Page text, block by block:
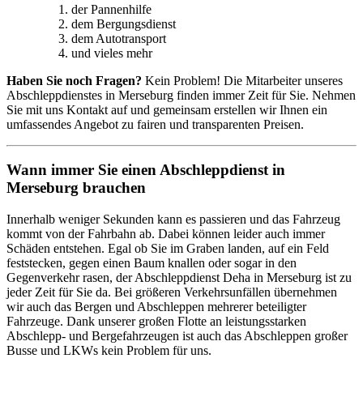
der Pannenhilfe
dem Bergungsdienst
dem Autotransport
und vieles mehr
Haben Sie noch Fragen? Kein Problem! Die Mitarbeiter unseres
Abschleppdienstes in Merseburg finden immer Zeit für Sie. Nehmen
Sie mit uns Kontakt auf und gemeinsam erstellen wir Ihnen ein
umfassendes Angebot zu fairen und transparenten Preisen.
Wann immer Sie einen Abschleppdienst in
Merseburg brauchen
Innerhalb weniger Sekunden kann es passieren und das Fahrzeug
kommt von der Fahrbahn ab. Dabei können leider auch immer
Schäden entstehen. Egal ob Sie im Graben landen, auf ein Feld
feststecken, gegen einen Baum knallen oder sogar in den
Gegenverkehr rasen, der Abschleppdienst Deha in Merseburg ist zu
jeder Zeit für Sie da. Bei größeren Verkehrsunfällen übernehmen
wir auch das Bergen und Abschleppen mehrerer beteiligter
Fahrzeuge. Dank unserer großen Flotte an leistungsstarken
Abschlepp- und Bergefahrzeugen ist auch das Abschleppen großer
Busse und LKWs kein Problem für uns.